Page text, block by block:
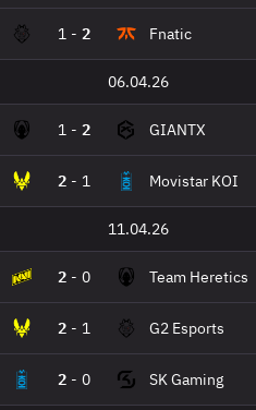
1 - 2 Fnatic
06.04.26
1 - 2 GIANTX
2 - 1 Movistar KOI
11.04.26
2 - 0 Team Heretics
2 - 1 G2 Esports
2 - 0 SK Gaming